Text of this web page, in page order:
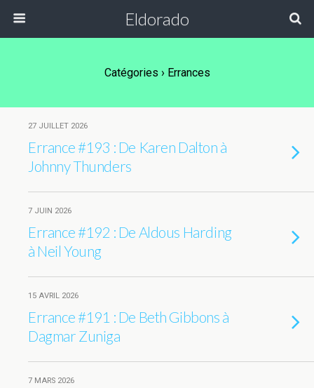
Eldorado
Catégories › Errances
27 JUILLET 2026
Errance #193 : De Karen Dalton à
Johnny Thunders
7 JUIN 2026
Errance #192 : De Aldous Harding
à Neil Young
15 AVRIL 2026
Errance #191 : De Beth Gibbons à
Dagmar Zuniga
7 MARS 2026